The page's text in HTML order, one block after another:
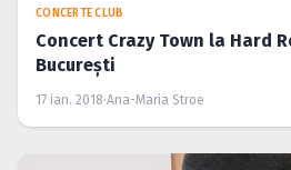
CONCERTE CLUB
Concert Crazy Town la Hard
Bucureşti
17 ian. 2018·Ana-Maria Stroe